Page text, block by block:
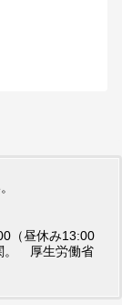
（昼休み13:00
厚生労働省
認定